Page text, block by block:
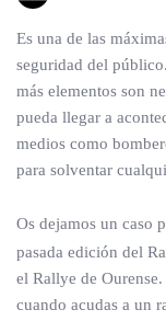
Es una de las
seguridad del
más elementos son
pueda llegar a
medios como
para solventar
Os dejamos un caso
pasada edición del
el Rallye de
cuando acudas a un